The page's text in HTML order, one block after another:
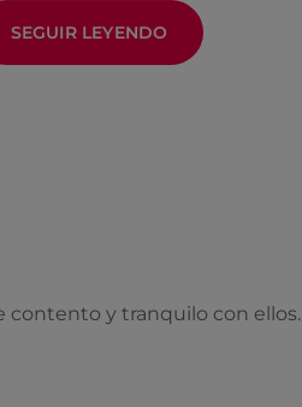
SEGUIR LEYENDO
y tranquilo con